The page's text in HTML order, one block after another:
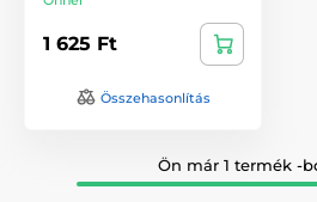
1 625 Ft
Összehasonlítás
Ön már 1 termék -